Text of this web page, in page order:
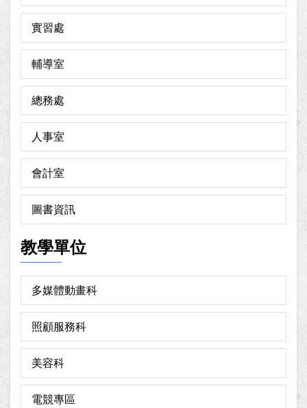
實習處
輔導室
總務處
人事室
會計室
圖書資訊
教學單位
多媒體動畫科
照顧服務科
美容科
電競專區